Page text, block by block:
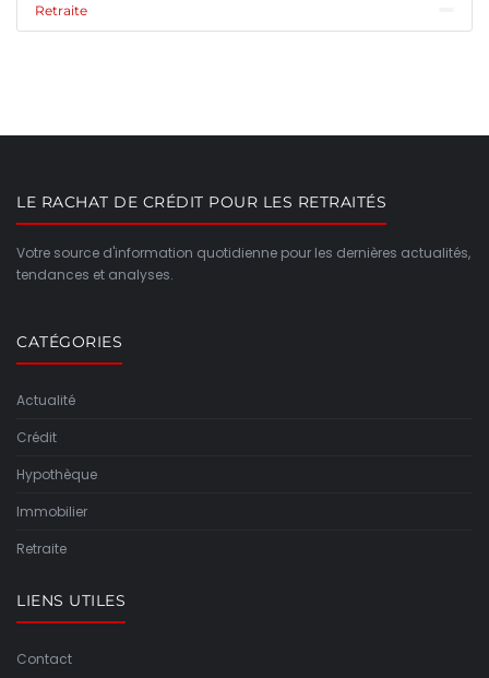
Retraite
LE RACHAT DE CRÉDIT POUR LES RETRAITÉS
Votre source d'information quotidienne pour les dernières actualités,
tendances et analyses.
CATÉGORIES
Actualité
Crédit
Hypothèque
Immobilier
Retraite
LIENS UTILES
Contact